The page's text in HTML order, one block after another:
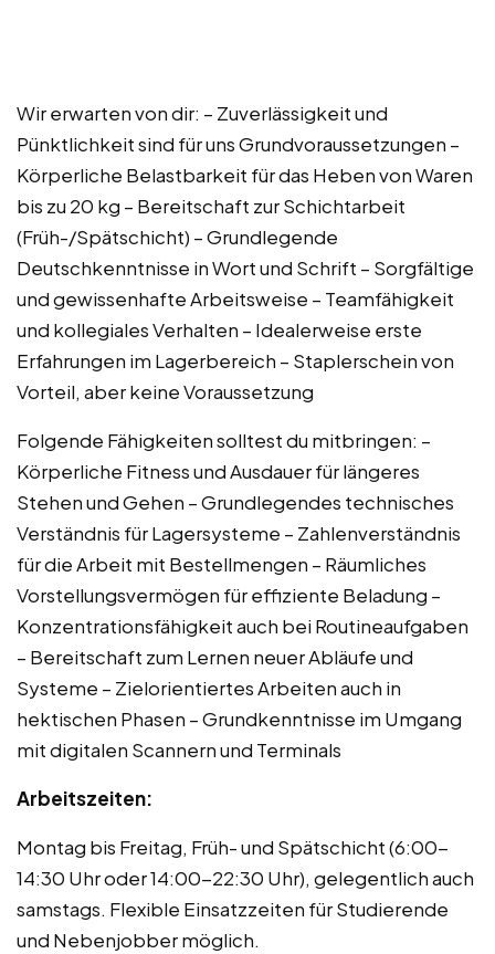
Wir erwarten von dir: – Zuverlässigkeit und
Pünktlichkeit sind für uns Grundvoraussetzungen –
Körperliche Belastbarkeit für das Heben von Waren
bis zu 20 kg – Bereitschaft zur Schichtarbeit
(Früh-/Spätschicht) – Grundlegende
Deutschkenntnisse in Wort und Schrift – Sorgfältige
und gewissenhafte Arbeitsweise – Teamfähigkeit
und kollegiales Verhalten – Idealerweise erste
Erfahrungen im Lagerbereich – Staplerschein von
Vorteil, aber keine Voraussetzung
Folgende Fähigkeiten solltest du mitbringen: –
Körperliche Fitness und Ausdauer für längeres
Stehen und Gehen – Grundlegendes technisches
Verständnis für Lagersysteme – Zahlenverständnis
für die Arbeit mit Bestellmengen – Räumliches
Vorstellungsvermögen für effiziente Beladung –
Konzentrationsfähigkeit auch bei Routineaufgaben
– Bereitschaft zum Lernen neuer Abläufe und
Systeme – Zielorientiertes Arbeiten auch in
hektischen Phasen – Grundkenntnisse im Umgang
mit digitalen Scannern und Terminals
Arbeitszeiten:
Montag bis Freitag, Früh- und Spätschicht (6:00-
14:30 Uhr oder 14:00-22:30 Uhr), gelegentlich auch
samstags. Flexible Einsatzzeiten für Studierende
und Nebenjobber möglich.